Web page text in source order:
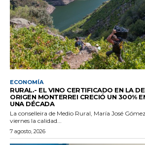
ECONOMÍA
RURAL.- EL VINO CERTIFICADO EN LA
ORIGEN MONTERREI CRECIÓ UN 300%
UNA DÉCADA
La conselleira de Medio Rural, María José
viernes la calidad...
7 agosto, 2026